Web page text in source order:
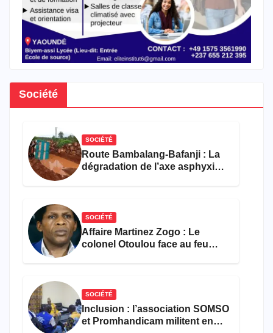
Société
SOCIÉTÉ
Route Bambalang-Bafanji : La
dégradation de l’axe asphyxie
SOCIÉTÉ
Affaire Martinez Zogo : Le
colonel Otoulou face au feu
SOCIÉTÉ
Inclusion : l’association SOMSO
et Promhandicam militent en